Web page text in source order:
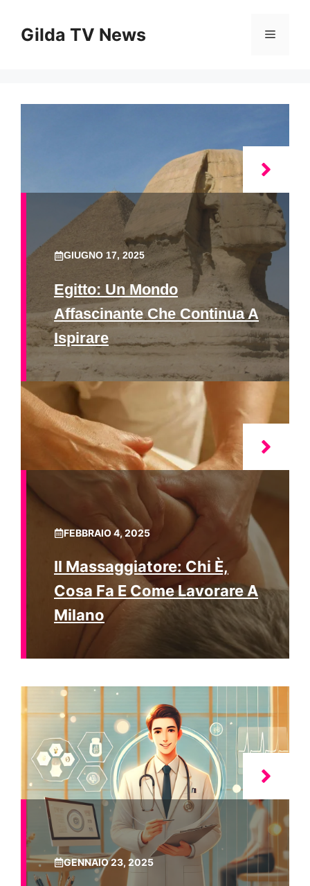
contenuto
Gilda TV News Menu
GIUGNO 17, 2025
Egitto: Un Mondo
Affascinante Che Continua A
Ispirare
FEBBRAIO 4, 2025
Il Massaggiatore: Chi È,
Cosa Fa E Come Lavorare A
Milano
GENNAIO 23, 2025